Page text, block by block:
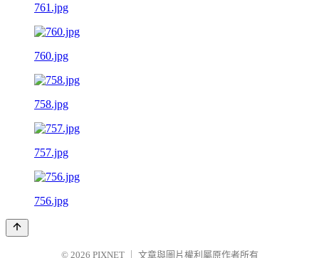
761.jpg
760.jpg
758.jpg
757.jpg
756.jpg
© 2026 PIXNET 文章與圖片權利屬原作者所有